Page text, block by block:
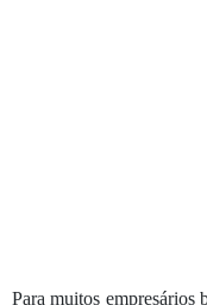
Para muitos empresários